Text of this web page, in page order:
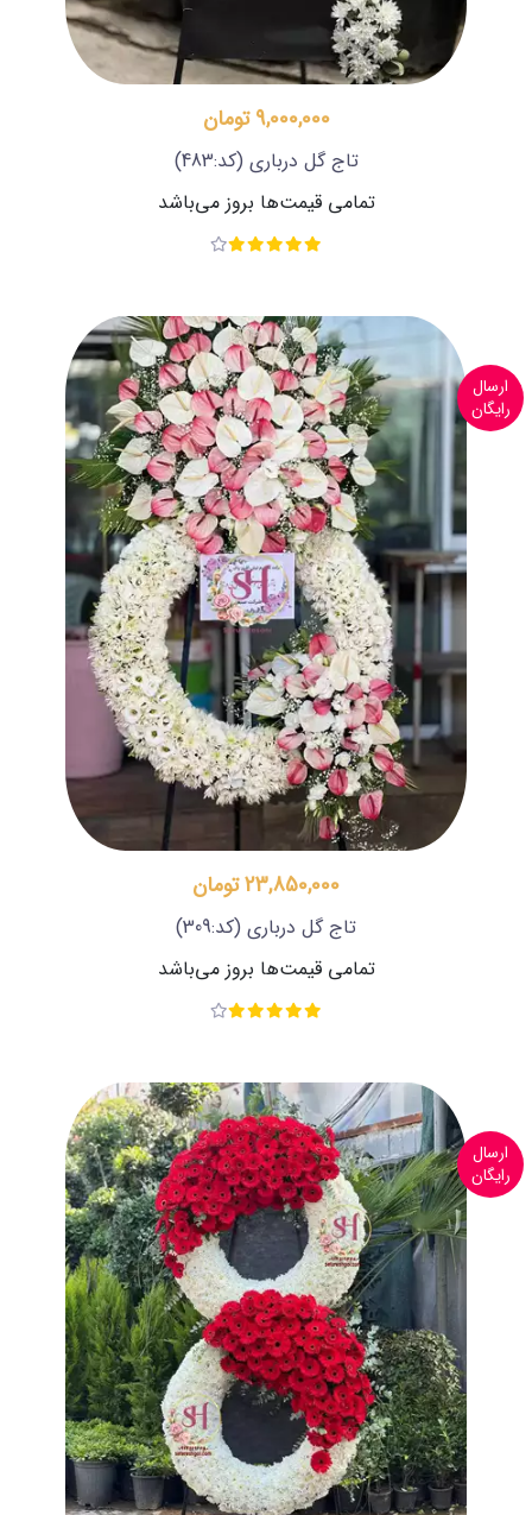
9,000,000 تومان
تاج گل درباری (کد:483)
تمامی قیمت‌ها بروز می‌باشد
ارسال
رایگان
23,850,000 تومان
تاج گل درباری (کد:309)
تمامی قیمت‌ها بروز می‌باشد
ارسال
رایگان